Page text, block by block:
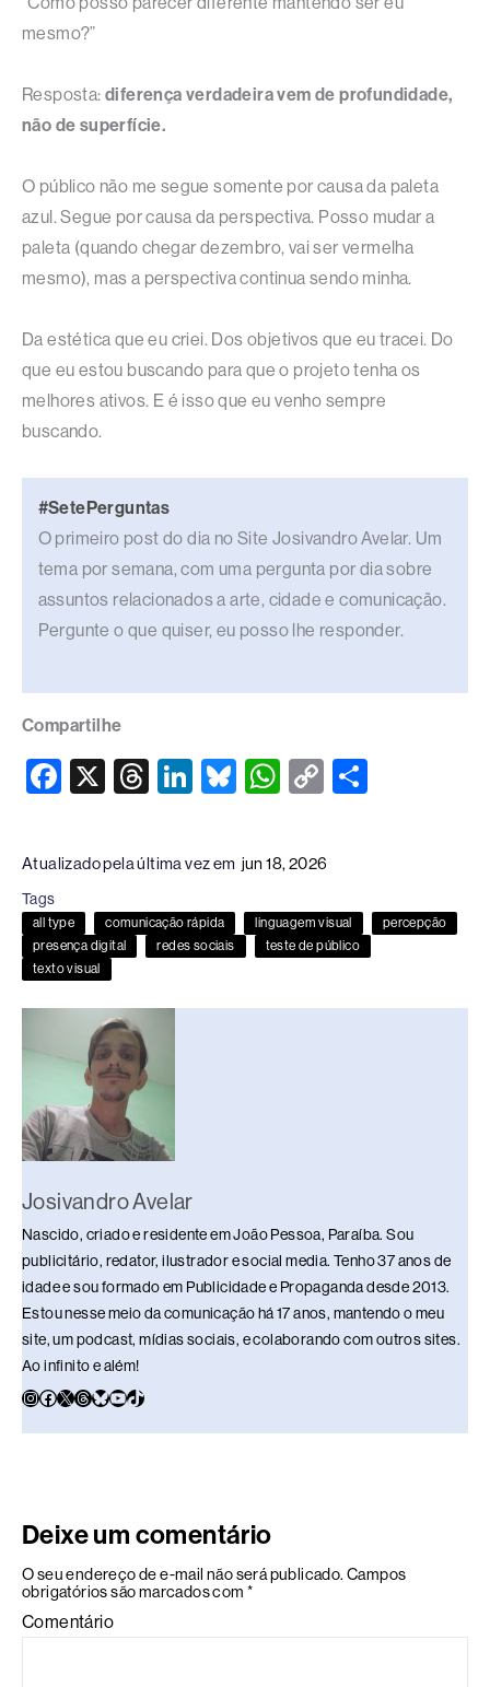
mesmo?”
Resposta: diferença verdadeira vem de profundidade,
não de superfície.
O público não me segue somente por causa da paleta
azul. Segue por causa da perspectiva. Posso mudar a
paleta (quando chegar dezembro, vai ser vermelha
mesmo), mas a perspectiva continua sendo minha.
Da estética que eu criei. Dos objetivos que eu tracei. Do
que eu estou buscando para que o projeto tenha os
melhores ativos. E é isso que eu venho sempre
buscando.
#SetePerguntas
O primeiro post do dia no Site Josivandro Avelar. Um
tema por semana, com uma pergunta por dia sobre
assuntos relacionados a arte, cidade e comunicação.
Pergunte o que quiser, eu posso lhe responder.
Compartilhe
F
e
b
o
o
k
X
T
a
d
s
Li
e
dI
n
Bl
sk
y
W
s
A
p
C
y
Li
n
Atualizado pela última vez em jun 18, 2026
Tags
all type comunicação rápida linguagem visual
percepção
presença digital
redes sociais
teste de público
texto visual
Josivandro Avelar
Nascido, criado e residente em João Pessoa, Paraíba. Sou
publicitário, redator, ilustrador e social media. Tenho 37 anos de
idade e sou formado em Publicidade e Propaganda desde 2013.
Estou nesse meio da comunicação há 17 anos, mantendo o meu
site, um podcast, mídias sociais, e colaborando com outros sites.
Ao infinito e além!
Deixe um comentário
O seu endereço de e-mail não será publicado. Campos
obrigatórios são marcados com *
Comentário